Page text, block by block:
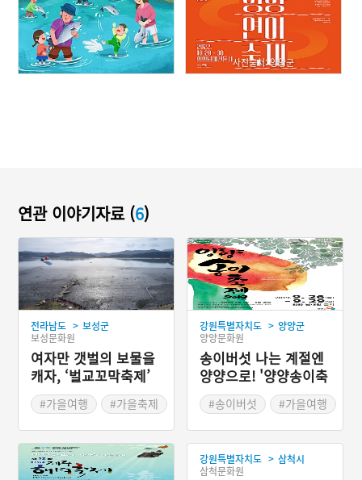
사진출처: 양양군
연관 이야기자료 (6)
전라남도 > 보성군
보성문화원
여자만 갯벌의 보물을
캐자, ‘벌교꼬막축제’
#가을여행
#가을축제
#보성 가볼만한곳
#전라남도 축제
강원특별자치도 > 양양군
양양문화원
송이버섯 나는 계절엔
양양으로! '양양송이축
제'#송이버섯
#가을여행
강원특별자치도 > 삼척시
삼척문화원